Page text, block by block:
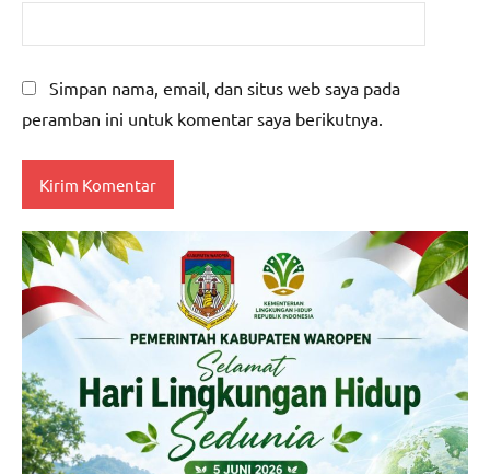
Simpan nama, email, dan situs web saya pada
peramban ini untuk komentar saya berikutnya.